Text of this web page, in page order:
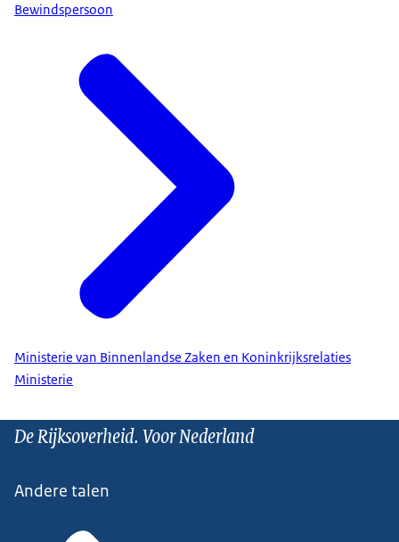
Bewindspersoon
Ministerie van Binnenlandse Zaken en Koninkrijksrelaties
Ministerie
De Rijksoverheid. Voor Nederland
Andere talen